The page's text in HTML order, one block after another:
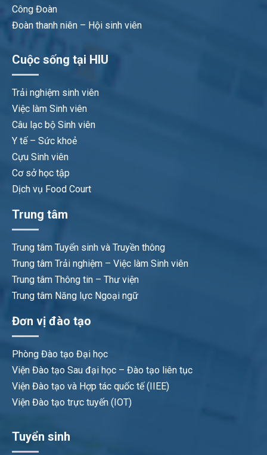
Công Đoàn
Đoàn thanh niên – Hội sinh viên
Cuộc sống tại HIU
Trải nghiệm sinh viên
Việc làm Sinh viên
Câu lạc bộ Sinh viên
Y tế – Sức khoẻ
Cựu Sinh viên
Cơ sở học tập
Dịch vụ Food Court
Trung tâm
Trung tâm Tuyển sinh và Truyền thông
Trung tâm Trải nghiệm – Việc làm Sinh viên
Trung tâm Thông tin – Thư viện
Trung tâm Năng lực Ngoại ngữ
Đơn vị đào tạo
Phòng Đào tạo Đại học
Viện Đào tạo Sau đại học – Đào tạo liên tục
Viện Đào tạo và Hợp tác quốc tế (IIEE)
Viện Đào tạo trực tuyến (IOT)
Tuyển sinh